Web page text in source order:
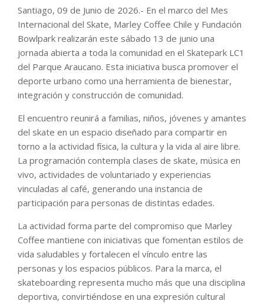
Santiago, 09 de Junio de 2026.- En el marco del Mes
Internacional del Skate, Marley Coffee Chile y Fundación
Bowlpark realizarán este sábado 13 de junio una
jornada abierta a toda la comunidad en el Skatepark LC1
del Parque Araucano. Esta iniciativa busca promover el
deporte urbano como una herramienta de bienestar,
integración y construcción de comunidad.
El encuentro reunirá a familias, niños, jóvenes y amantes
del skate en un espacio diseñado para compartir en
torno a la actividad física, la cultura y la vida al aire libre.
La programación contempla clases de skate, música en
vivo, actividades de voluntariado y experiencias
vinculadas al café, generando una instancia de
participación para personas de distintas edades.
La actividad forma parte del compromiso que Marley
Coffee mantiene con iniciativas que fomentan estilos de
vida saludables y fortalecen el vínculo entre las
personas y los espacios públicos. Para la marca, el
skateboarding representa mucho más que una disciplina
deportiva, convirtiéndose en una expresión cultural